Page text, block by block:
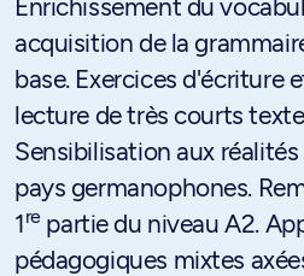
Enrichissement du
acquisition de la
base. Exercices d'écriture
lecture de très courts
Sensibilisation aux réalités
pays germanophones.
1repartie du niveau A2.
pédagogiques mixtes